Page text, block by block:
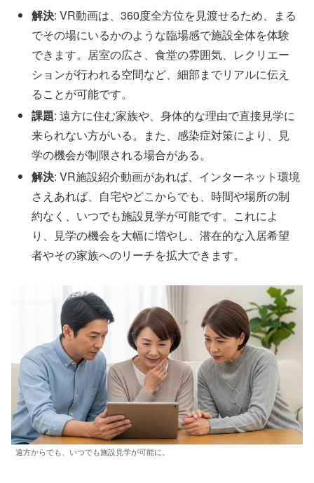
解決: VR動画は、360度全方位を見渡せるため、まる
でその場にいるかのような臨場感で施設全体を体験
できます。居室の広さ、食堂の雰囲気、レクリエー
ションが行われる空間など、細部までリアルに伝え
ることが可能です。
課題: 遠方に住む家族や、身体的な理由で直接見学に
来られない方がいる。また、感染症対策により、見
学の機会が制限される場合がある。
解決: VR施設紹介動画があれば、インターネット環境
さえあれば、自宅やどこからでも、時間や場所の制
約なく、いつでも施設見学が可能です。これによ
り、見学の機会を大幅に増やし、潜在的な入居希望
者やその家族へのリーチを拡大できます。
遠方からでも、いつでも施設見学が可能に。